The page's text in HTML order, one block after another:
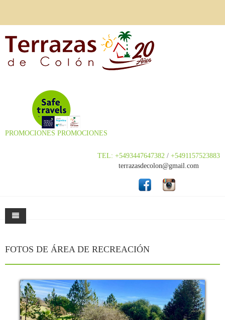
PROMOCIONES PROMOCIONES
TEL: +5493447647382 / +5491157523883
terrazasdecolon@gmail.com
Hostería
Cabañas
Restó
FOTOS DE ÁREA DE RECREACIÓN